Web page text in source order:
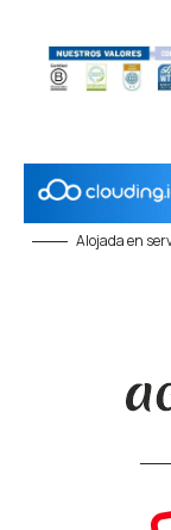
Alojada en